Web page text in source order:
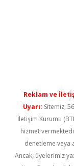
Reklam ve
Uyarı: Sitemiz,
İletişim Kurumu
hizmet
denetleme veya
Ancak, üyelerimiz